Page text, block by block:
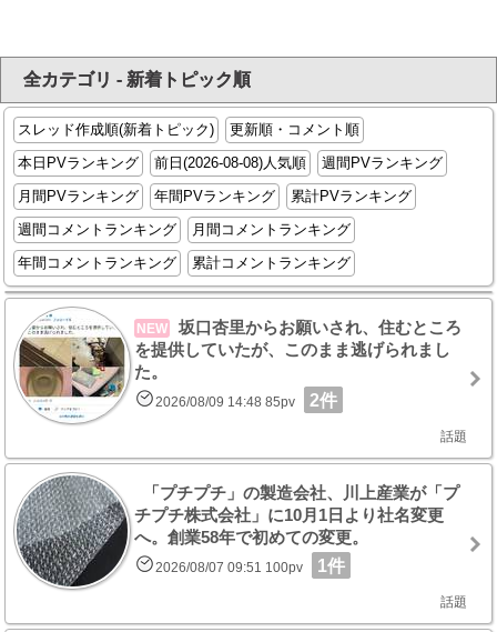
全カテゴリ - 新着トピック順
スレッド作成順(新着トピック)
更新順・コメント順
本日PVランキング
前日(2026-08-08)人気順
週間PVランキング
月間PVランキング
年間PVランキング
累計PVランキング
週間コメントランキング
月間コメントランキング
年間コメントランキング
累計コメントランキング
NEW
坂口杏里からお願いされ、住むところ
を提供していたが、このまま逃げられまし
た。
2026/08/09 14:48 85pv 2件
話題
「プチプチ」の製造会社、川上産業が「プ
チプチ株式会社」に10月1日より社名変更
へ。創業58年で初めての変更。
2026/08/07 09:51 100pv 1件
話題